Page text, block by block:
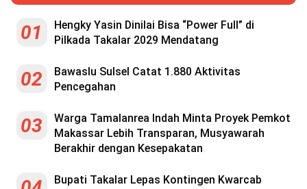
01
Hengky Yasin Dinilai Bisa “Power Full” di
Pilkada Takalar 2029 Mendatang
02
Bawaslu Sulsel Catat 1.880 Aktivitas
Pencegahan
03
Warga Tamalanrea Indah Minta Proyek Pemkot
Makassar Lebih Transparan, Musyawarah
Berakhir dengan Kesepakatan
Bupati Takalar Lepas Kontingen Kwarcab